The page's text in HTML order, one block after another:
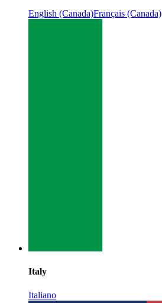
English (Canada)Français (Canada)
Italy
Italiano